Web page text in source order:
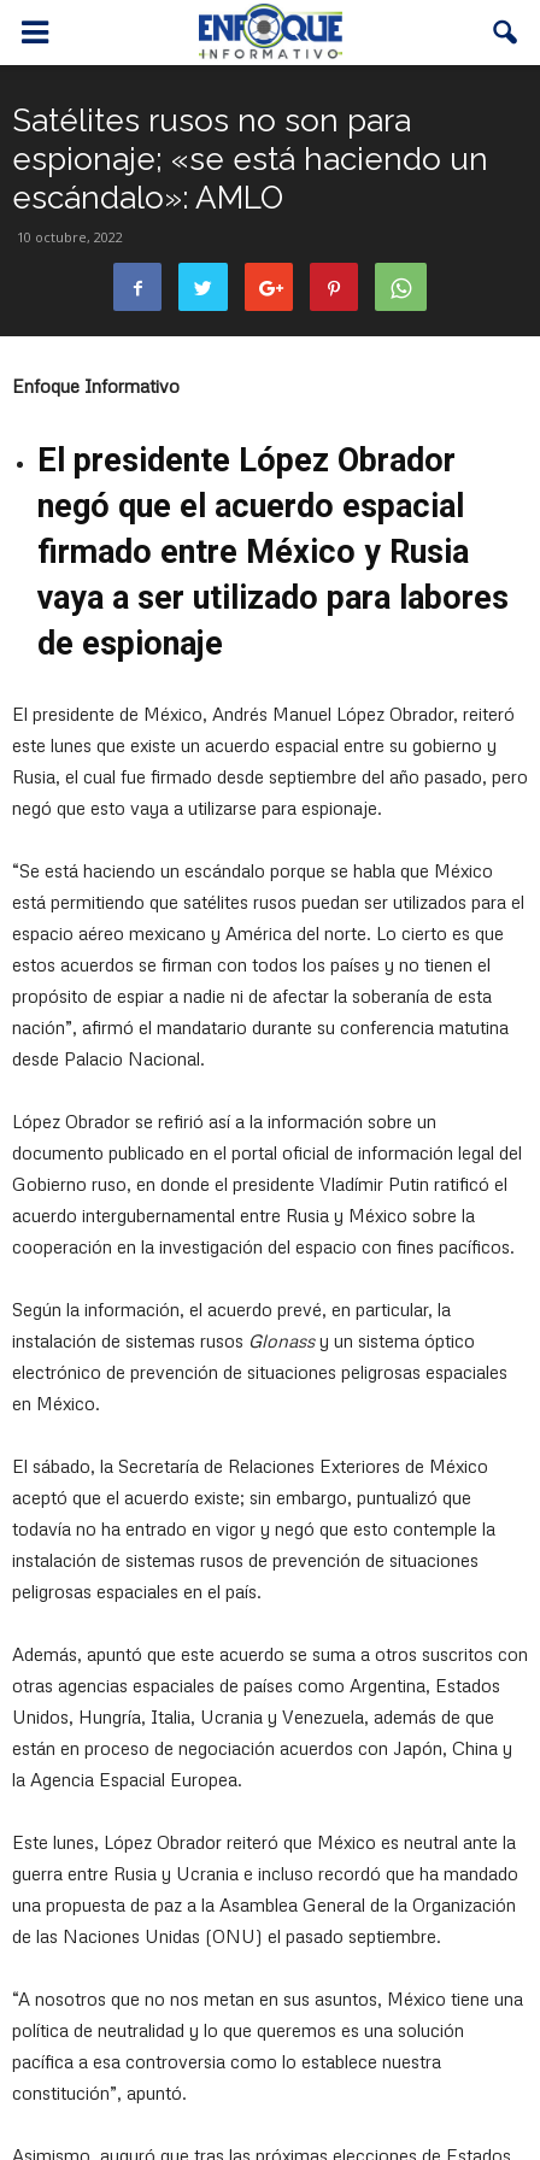
Satélites rusos no son para
espionaje; «se está haciendo un
escándalo»: AMLO
10 octubre, 2022
Enfoque Informativo
El presidente López Obrador
negó que el acuerdo espacial
firmado entre México y Rusia
vaya a ser utilizado para labores
de espionaje
El presidente de México, Andrés Manuel López Obrador, reiteró
este lunes que existe un acuerdo espacial entre su gobierno y
Rusia, el cual fue firmado desde septiembre del año pasado, pero
negó que esto vaya a utilizarse para espionaje.
“Se está haciendo un escándalo porque se habla que México
está permitiendo que satélites rusos puedan ser utilizados para el
espacio aéreo mexicano y América del norte. Lo cierto es que
estos acuerdos se firman con todos los países y no tienen el
propósito de espiar a nadie ni de afectar la soberanía de esta
nación”, afirmó el mandatario durante su conferencia matutina
desde Palacio Nacional.
López Obrador se refirió así a la información sobre un
documento publicado en el portal oficial de información legal del
Gobierno ruso, en donde el presidente Vladímir Putin ratificó el
acuerdo intergubernamental entre Rusia y México sobre la
cooperación en la investigación del espacio con fines pacíficos.
Según la información, el acuerdo prevé, en particular, la
instalación de sistemas rusos Glonassy un sistema óptico
electrónico de prevención de situaciones peligrosas espaciales
en México.
El sábado, la Secretaría de Relaciones Exteriores de México
aceptó que el acuerdo existe; sin embargo, puntualizó que
todavía no ha entrado en vigor y negó que esto contemple la
instalación de sistemas rusos de prevención de situaciones
peligrosas espaciales en el país.
Además, apuntó que este acuerdo se suma a otros suscritos con
otras agencias espaciales de países como Argentina, Estados
Unidos, Hungría, Italia, Ucrania y Venezuela, además de que
están en proceso de negociación acuerdos con Japón, China y
la Agencia Espacial Europea.
Este lunes, López Obrador reiteró que México es neutral ante la
guerra entre Rusia y Ucrania e incluso recordó que ha mandado
una propuesta de paz a la Asamblea General de la Organización
de las Naciones Unidas (ONU) el pasado septiembre.
“A nosotros que no nos metan en sus asuntos, México tiene una
política de neutralidad y lo que queremos es una solución
pacífica a esa controversia como lo establece nuestra
constitución”, apuntó.
Asimismo, auguró que tras las próximas elecciones de Estados